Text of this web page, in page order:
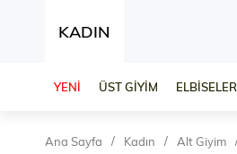
KADIN
YENİ ÜST GİYİM ELBİSELER
Ana Sayfa Kadın Alt Giyim